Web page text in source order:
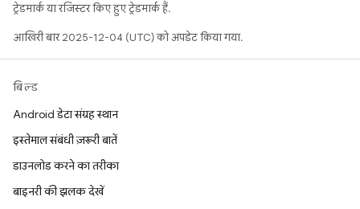
ट्रेडमार्क या रजिस्टर किए हुए ट्रेडमार्क हैं.
आखिरी बार 2025-12-04 (UTC) को अपडेट किया गया.
बिल्ड
Android डेटा संग्रह स्थान
इस्तेमाल संबंधी ज़रूरी बातें
डाउनलोड करने का तरीका
बाइनरी की झलक देखें